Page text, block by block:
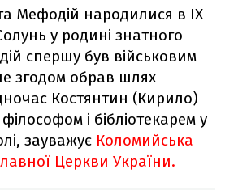
Мефодій народилися в IX
Солунь у родині знатного
спершу був військовим
згодом обрав шлях
Костянтин (Кирило)
і бібліотекарем у
зауважує Коломийська
Церкви України.